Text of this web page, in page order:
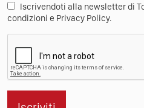
Iscrivendoti alla newsletter di
condizioni e Privacy Policy.